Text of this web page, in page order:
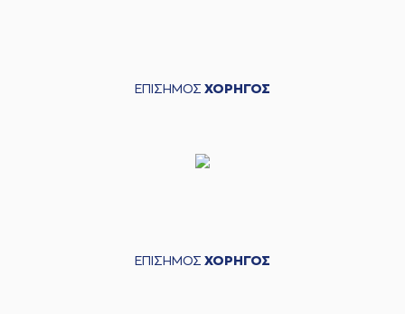
ΕΠΙΣΗΜΟΣ ΧΟΡΗΓΟΣ
ΕΠΙΣΗΜΟΣ ΧΟΡΗΓΟΣ